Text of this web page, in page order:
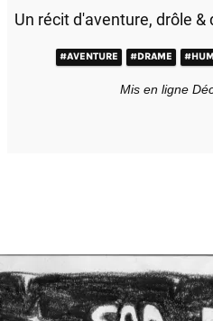
Un récit d'aventure, drôle &
#AVENTURE #DRAME
Mis en ligne